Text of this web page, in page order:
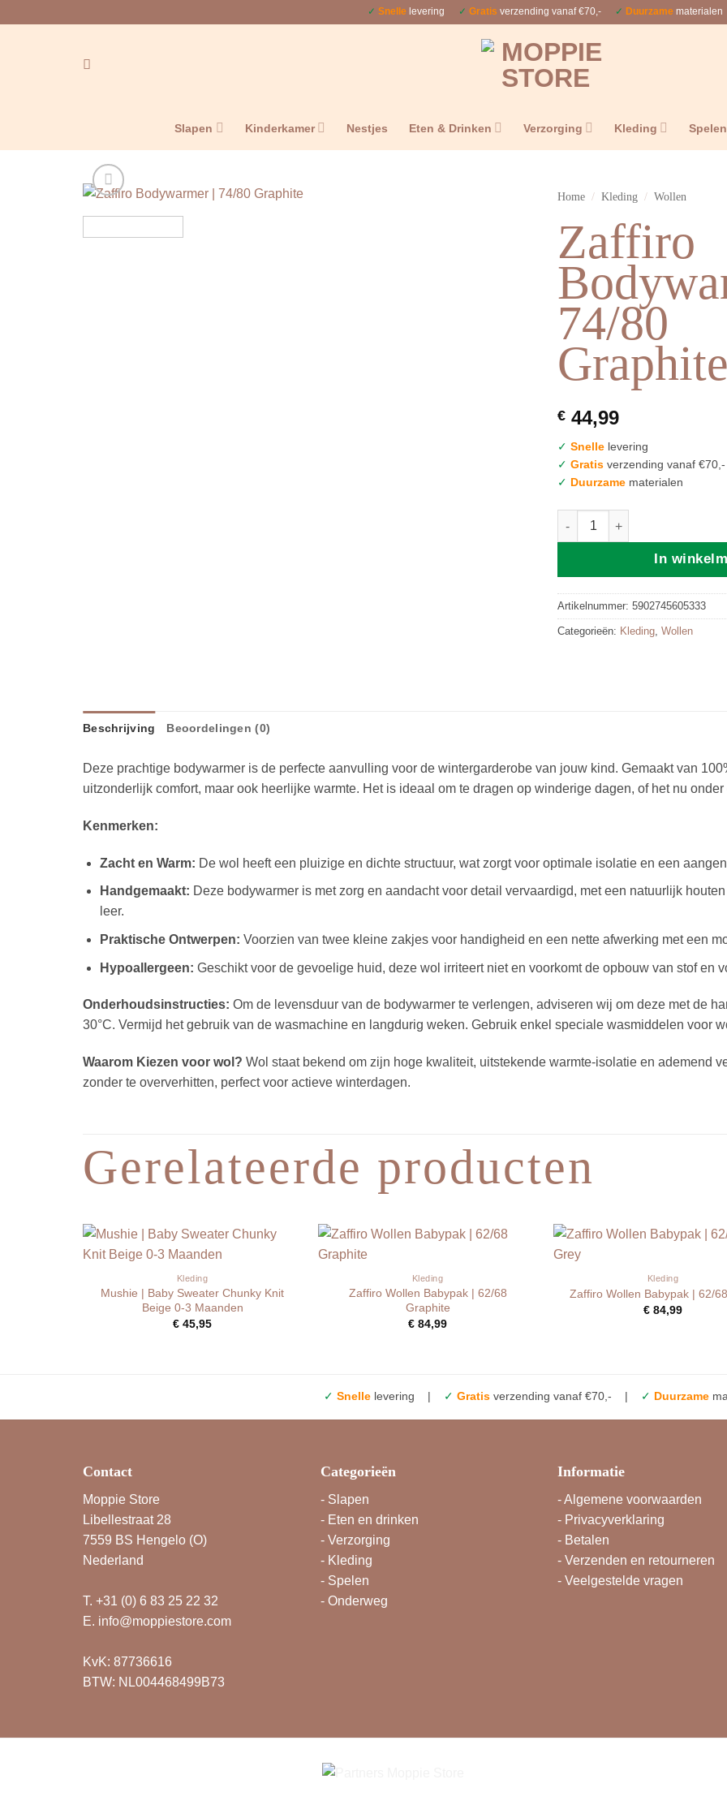
✓ Snelle levering ✓ Gratis verzending vanaf €70,- ✓ Duurzame materialen
Slapen Kinderkamer Nestjes Eten & Drinken Verzorging Kleding Spelen
Home / Kleding / Wollen
Zaffiro
74/80
Graphite
€ 44,99
✓ Snelle levering
✓ Gratis verzending vanaf €70,-
✓ Duurzame materialen
Zaffiro Bodywarmer | 74/80
In
Artikelnummer: 5902745605333
Categorieën: Kleding, Wollen
Beschrijving Beoordelingen (0)
Deze prachtige bodywarmer is de perfecte aanvulling voor de wintergarderobe van jouw kind. Gemaakt van
uitzonderlijk comfort, maar ook heerlijke warmte. Het is ideaal om te dragen op winderige dagen, of het nu
Kenmerken:
Zacht en Warm: De wol heeft een pluizige en dichte structuur, wat zorgt voor optimale isolatie en een
Handgemaakt: Deze bodywarmer is met zorg en aandacht voor detail vervaardigd, met een natuurlijk
leer.
Praktische Ontwerpen: Voorzien van twee kleine zakjes voor handigheid en een nette afwerking met een
Hypoallergeen: Geschikt voor de gevoelige huid, deze wol irriteert niet en voorkomt de opbouw van stof en
Onderhoudsinstructies: Om de levensduur van de bodywarmer te verlengen, adviseren wij om deze met de
30°C. Vermijd het gebruik van de wasmachine en langdurig weken. Gebruik enkel speciale wasmiddelen voor
Waarom Kiezen voor wol? Wol staat bekend om zijn hoge kwaliteit, uitstekende warmte-isolatie en ademend
zonder te oververhitten, perfect voor actieve winterdagen.
Gerelateerde producten
Kleding
Mushie | Baby Sweater Chunky Knit
Beige 0-3 Maanden
€ 45,95
Kleding
Zaffiro Wollen Babypak | 62/68
Graphite
€ 84,99
Kleding
Zaffiro Wollen Babypak | 62/
€ 84,99
✓ Snelle levering | ✓ Gratis verzending vanaf €70,- | ✓ Duurzame
Contact
Moppie Store
Libellestraat 28
7559 BS Hengelo (O)
Nederland
T. +31 (0) 6 83 25 22 32
E. info@moppiestore.com
KvK: 87736616
BTW: NL004468499B73
Categorieën
- Slapen
- Eten en drinken
- Verzorging
- Kleding
- Spelen
- Onderweg
Informatie
-Algemene voorwaarden
- Privacyverklaring
- Betalen
- Verzenden en retourneren
- Veelgestelde vragen